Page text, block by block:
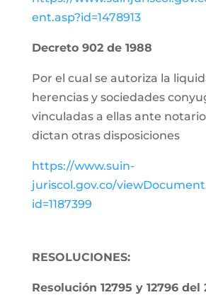
ent.asp?id=1478913
Decreto 902 de 1988
Por el cual se autoriza la
herencias y sociedades
vinculadas a ellas ante
dictan otras disposiciones
https://www.suin-
juriscol.gov.co/
id=1187399
RESOLUCIONES:
Resolución 12795 y 12796 del